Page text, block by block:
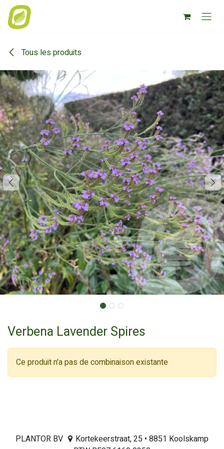
Se rendre au contenu
Tous les produits
Verbena Lavender Spires
Ce produit n'a pas de combinaison existante
PLANTOR BV
Kortekeerstraat, 25 • 8851 Koolskamp